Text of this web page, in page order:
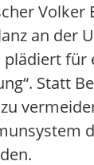
Volker
an der
plädiert für
Statt